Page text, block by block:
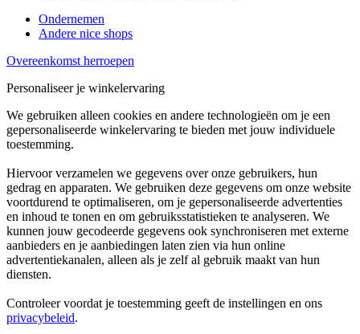
Ondernemen
Andere nice shops
Overeenkomst herroepen
Personaliseer je winkelervaring
We gebruiken alleen cookies en andere technologieën om je een
gepersonaliseerde winkelervaring te bieden met jouw individuele
toestemming.
Hiervoor verzamelen we gegevens over onze gebruikers, hun
gedrag en apparaten. We gebruiken deze gegevens om onze website
voortdurend te optimaliseren, om je gepersonaliseerde advertenties
en inhoud te tonen en om gebruiksstatistieken te analyseren. We
kunnen jouw gecodeerde gegevens ook synchroniseren met externe
aanbieders en je aanbiedingen laten zien via hun online
advertentiekanalen, alleen als je zelf al gebruik maakt van hun
diensten.
Controleer voordat je toestemming geeft de instellingen en ons
privacybeleid.